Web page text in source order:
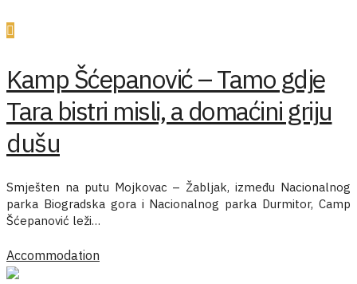
Kamp Šćepanović – Tamo gdje
Tara bistri misli, a domaćini griju
dušu
Smješten na putu Mojkovac – Žabljak, između Nacionalnog
parka Biogradska gora i Nacionalnog parka Durmitor, Camp
Šćepanović leži…
Accommodation